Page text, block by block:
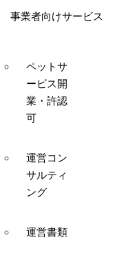
事業者向けサービス
ペットサ
ービス開
業・許認
可
運営コン
サルティ
ング
運営書類